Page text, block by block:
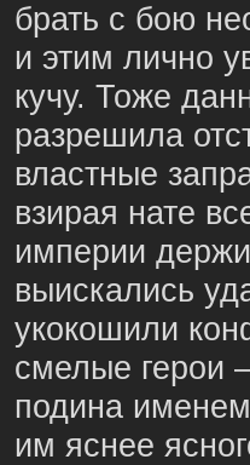
брать с бою
и этим лично
кучу. Тоже
разрешила
властные
взирая нате
империи
выискались
укокошили
смелые герои
подина
им яснее